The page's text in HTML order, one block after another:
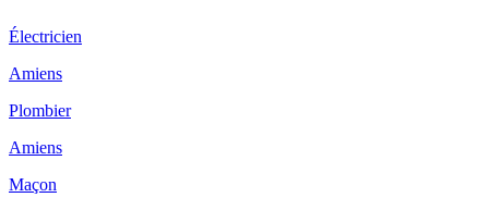
Électricien
Amiens
Plombier
Amiens
Maçon